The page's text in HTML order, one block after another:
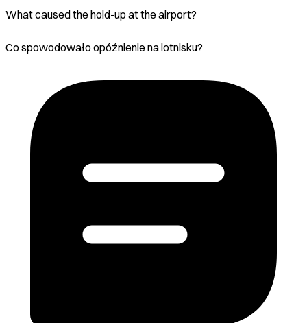
What caused the hold-up at the airport?
Co spowodowało opóźnienie na lotnisku?